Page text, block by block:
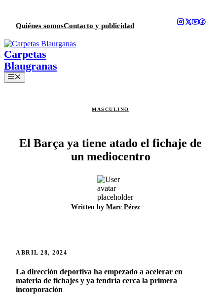
contenido
Quiénes somosContacto y publicidad
Menú
MASCULINO
El Barça ya tiene atado el fichaje de
un mediocentro
Written by Marc Pérez
ABRIL 28, 2024
La dirección deportiva ha empezado a acelerar en
materia de fichajes y ya tendría cerca la primera
incorporación